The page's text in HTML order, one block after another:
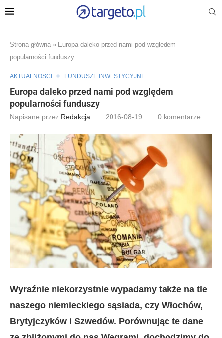
Strona główna » Europa daleko przed nami pod względem
popularności funduszy
AKTUALNOŚCI FUNDUSZE INWESTYCYJNE
Europa daleko przed nami pod względem
popularności funduszy
Napisane przez Redakcja 2016-08-19 0 komentarze
Wyraźnie niekorzystnie wypadamy także na tle
naszego niemieckiego sąsiada, czy Włochów,
Brytyjczyków i Szwedów. Porównując te dane